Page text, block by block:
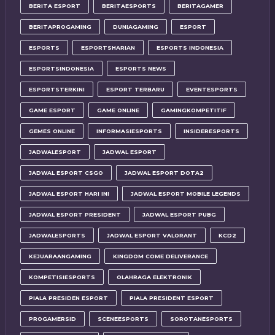
BERITA ESPORT BERITAESPORTS BERITAGAMER
BERITAPROGAMING DUNIAGAMING ESPORT
ESPORTS ESPORTSHARIAN ESPORTS INDONESIA
ESPORTSINDONESIA ESPORTS NEWS
ESPORTSTERKINI ESPORT TERBARU EVENTESPORTS
GAME ESPORT GAME ONLINE GAMINGKOMPETITIF
GEMES ONLINE INFORMASIESPORTS INSIDERESPORTS
JADWALESPORT JADWAL ESPORT
JADWAL ESPORT CSGO JADWAL ESPORT DOTA2
JADWAL ESPORT HARI INI JADWAL ESPORT MOBILE LEGENDS
JADWAL ESPORT PRESIDENT JADWAL ESPORT PUBG
JADWALESPORTS JADWAL ESPORT VALORANT KCD2
KEJUARAANGAMING KINGDOM COME DELIVERANCE
KOMPETISIESPORTS OLAHRAGA ELEKTRONIK
PIALA PRESIDEN ESPORT PIALA PRESIDENT ESPORT
PROGAMERSID SCENEESPORTS SOROTANESPORTS